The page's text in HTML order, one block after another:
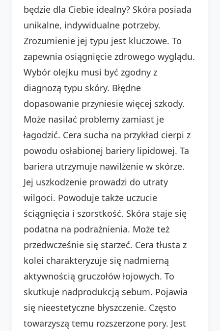
będzie dla Ciebie idealny? Skóra posiada
unikalne, indywidualne potrzeby.
Zrozumienie jej typu jest kluczowe. To
zapewnia osiągnięcie zdrowego wyglądu.
Wybór olejku musi być zgodny z
diagnozą typu skóry. Błędne
dopasowanie przyniesie więcej szkody.
Może nasilać problemy zamiast je
łagodzić. Cera sucha na przykład cierpi z
powodu osłabionej bariery lipidowej. Ta
bariera utrzymuje nawilżenie w skórze.
Jej uszkodzenie prowadzi do utraty
wilgoci. Powoduje także uczucie
ściągnięcia i szorstkość. Skóra staje się
podatna na podrażnienia. Może też
przedwcześnie się starzeć. Cera tłusta z
kolei charakteryzuje się nadmierną
aktywnością gruczołów łojowych. To
skutkuje nadprodukcją sebum. Pojawia
się nieestetyczne błyszczenie. Często
towarzyszą temu rozszerzone pory. Jest